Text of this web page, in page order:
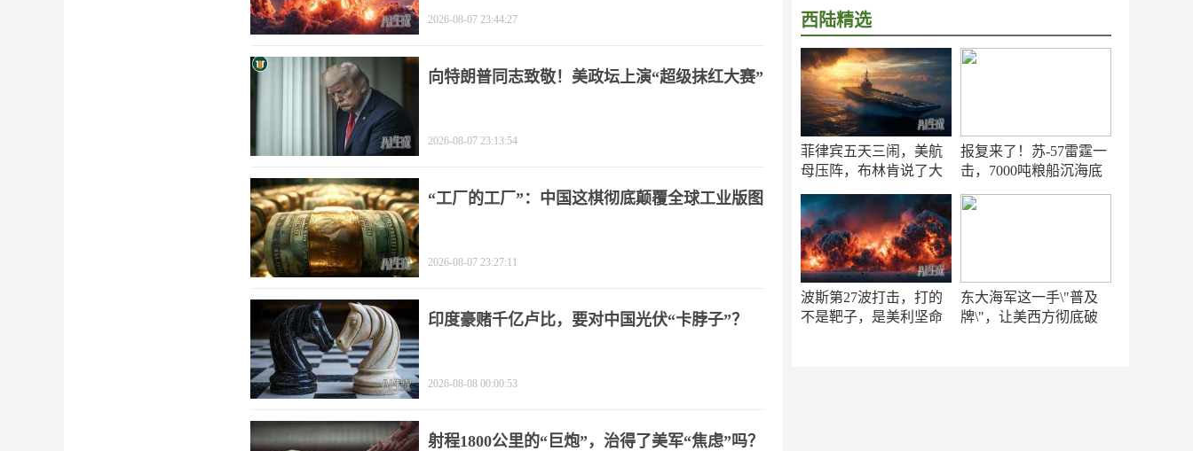
西陆精选
菲律宾五天三闹，美航
母压阵，布林肯说了大
报复来了！苏-57雷霆一
击，7000吨粮船沉海底
波斯第27波打击，打的
不是靶子，是美利坚命
东大海军这一手\"普及
牌\"，让美西方彻底破
2026-08-07 23:44:27
向特朗普同志致敬！美政坛上演“超级抹红大赛”
2026-08-07 23:13:54
“工厂的工厂”：中国这棋彻底颠覆全球工业版图
2026-08-07 23:27:11
印度豪赌千亿卢比，要对中国光伏“卡脖子”？
2026-08-08 00:00:53
射程1800公里的“巨炮”，治得了美军“焦虑”吗？